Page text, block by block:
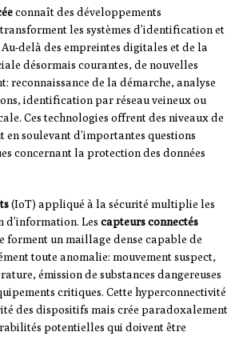
connaît des développements
les systèmes d’identification et
delà des empreintes digitales et de la
désormais courantes, de nouvelles
reconnaissance de la démarche, analyse
identification par réseau veineux ou
Ces technologies offrent des niveaux de
en soulevant d’importantes questions
concernant la protection des données
(IoT) appliqué à la sécurité multiplie les
Les capteurs connectés
forment un maillage dense capable de
toute anomalie: mouvement suspect,
émission de substances dangereuses
critiques. Cette hyperconnectivité
des dispositifs mais crée paradoxalement
potentielles qui doivent être